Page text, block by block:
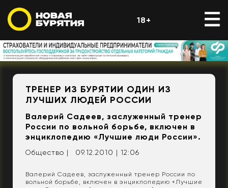
18+
ТРЕНЕР ИЗ БУРЯТИИ ОДИН ИЗ
ЛУЧШИХ ЛЮДЕЙ РОССИИ
Валерий Садеев, заслуженный тренер
России по вольной борьбе, включен в
энциклопедию «Лучшие люди России».
Общество | 09.12.2010 | 12:06
Валерий Садеев, заслуженный тренер России по
вольной борьбе, включен в энциклопедию «Лучшие